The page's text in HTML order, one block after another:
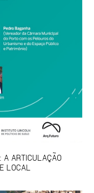
A ARTICULAÇÃO
LOCAL